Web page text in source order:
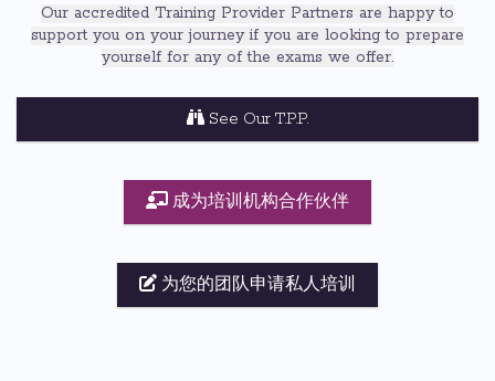
Our accredited Training Provider Partners are happy to
support you on your journey if you are looking to prepare
yourself for any of the exams we offer.
See Our T.P.P.
成为培训机构合作伙伴
为您的团队申请私人培训